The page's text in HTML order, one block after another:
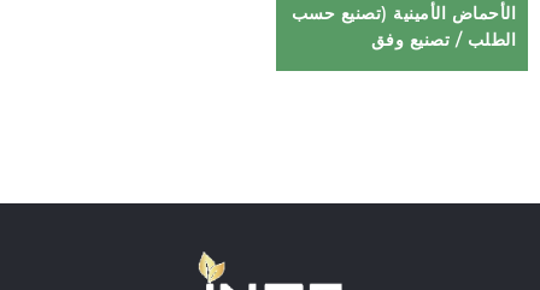
الأحماض الأمينية (تصنيع حسب
الطلب / تصنيع وفق